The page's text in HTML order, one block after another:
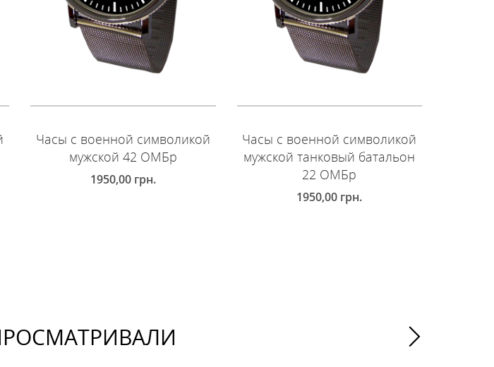
Часы с военной символикой
мужской 42 ОМБр
1950,00 грн.
Часы с военной символикой
мужской танковый батальон
22 ОМБр
1950,00 грн.